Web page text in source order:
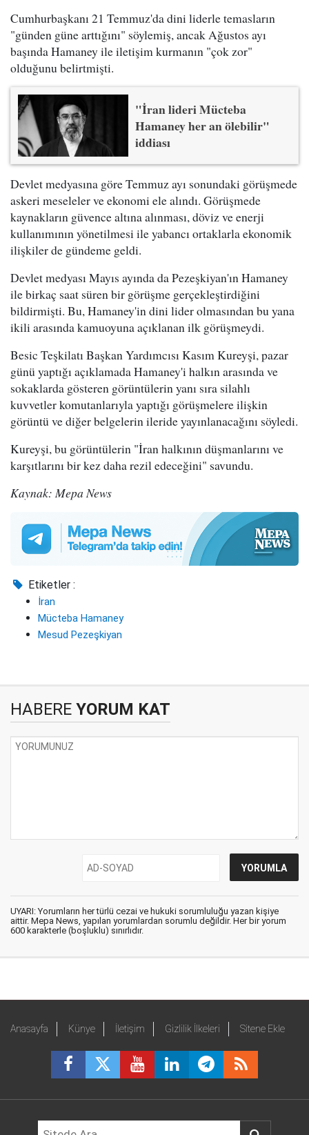
Cumhurbaşkanı 21 Temmuz'da dini liderle temasların
"günden güne arttığını" söylemiş, ancak Ağustos ayı
başında Hamaney ile iletişim kurmanın "çok zor"
olduğunu belirtmişti.
"İran lideri Mücteba
Hamaney her an ölebilir"
iddiası
Devlet medyasına göre Temmuz ayı sonundaki görüşmede
askeri meseleler ve ekonomi ele alındı. Görüşmede
kaynakların güvence altına alınması, döviz ve enerji
kullanımının yönetilmesi ile yabancı ortaklarla ekonomik
ilişkiler de gündeme geldi.
Devlet medyası Mayıs ayında da Pezeşkiyan'ın Hamaney
ile birkaç saat süren bir görüşme gerçekleştirdiğini
bildirmişti. Bu, Hamaney'in dini lider olmasından bu yana
ikili arasında kamuoyuna açıklanan ilk görüşmeydi.
Besic Teşkilatı Başkan Yardımcısı Kasım Kureyşi, pazar
günü yaptığı açıklamada Hamaney'i halkın arasında ve
sokaklarda gösteren görüntülerin yanı sıra silahlı
kuvvetler komutanlarıyla yaptığı görüşmelere ilişkin
görüntü ve diğer belgelerin ileride yayınlanacağını söyledi.
Kureyşi, bu görüntülerin "İran halkının düşmanlarını ve
karşıtlarını bir kez daha rezil edeceğini" savundu.
Kaynak: Mepa News
Etiketler :
İran
Mücteba Hamaney
Mesud Pezeşkiyan
HABERE YORUM KAT
UYARI: Yorumların her türlü cezai ve hukuki sorumluluğu yazan kişiye
aittir. Mepa News, yapılan yorumlardan sorumlu değildir. Her bir yorum
600 karakterle (boşluklu) sınırlıdır.
Anasayfa Künye İletişim Gizlilik İlkeleri Sitene Ekle